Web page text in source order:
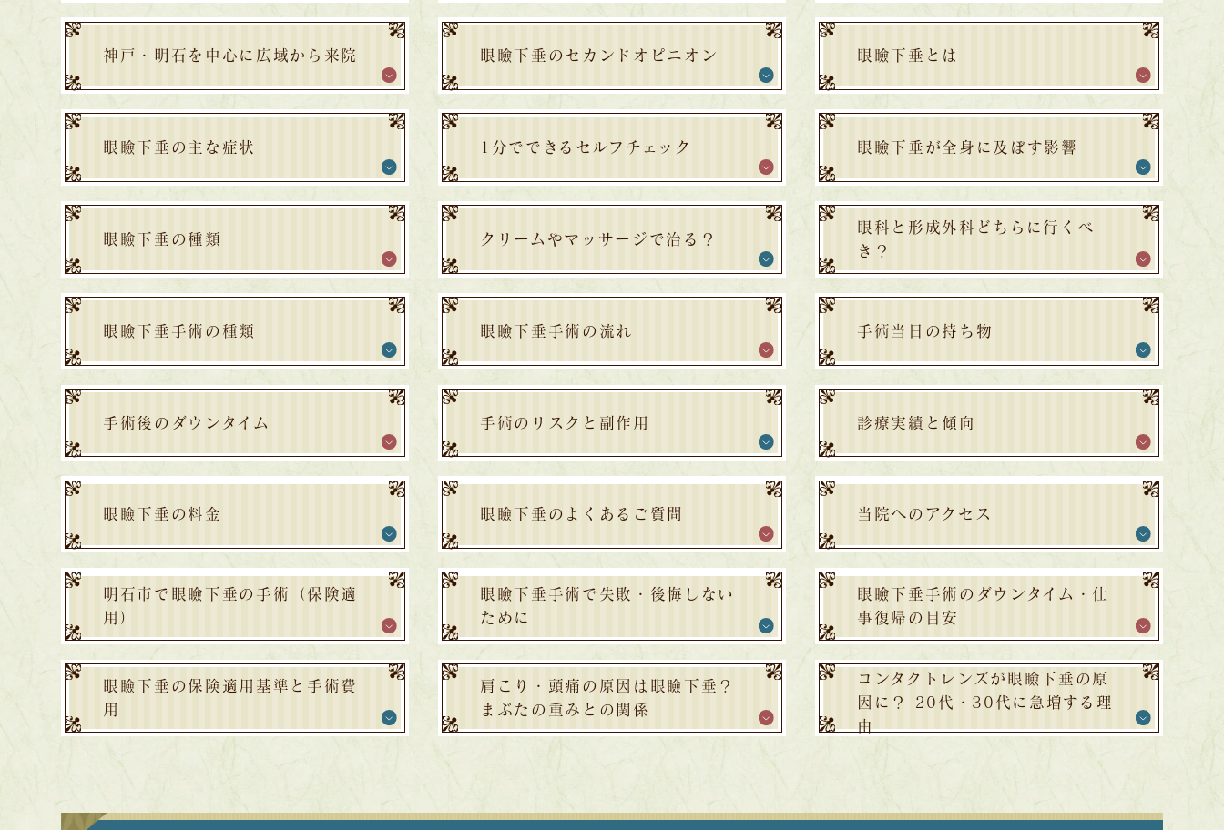
神戸・明石を中心に広域から来院 眼瞼下垂のセカンドオピニオン 眼瞼下垂とは
眼瞼下垂の主な症状 1分でできるセルフチェック 眼瞼下垂が全身に及ぼす影響
眼瞼下垂の種類 クリームやマッサージで治る？
眼科と形成外科どちらに行くべ
き？
眼瞼下垂手術の種類 眼瞼下垂手術の流れ 手術当日の持ち物
手術後のダウンタイム 手術のリスクと副作用 診療実績と傾向
眼瞼下垂の料金 眼瞼下垂のよくあるご質問 当院へのアクセス
明石市で眼瞼下垂の手術（保険適
用）
眼瞼下垂手術で失敗・後悔しない
ために
眼瞼下垂手術のダウンタイム・仕
事復帰の目安
眼瞼下垂の保険適用基準と手術費
用
肩こり・頭痛の原因は眼瞼下垂？
まぶたの重みとの関係
コンタクトレンズが眼瞼下垂の原
因に？ 20代・30代に急増する理
由